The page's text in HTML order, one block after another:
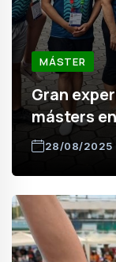
MÁSTER
Gran
másters
28/08/2025